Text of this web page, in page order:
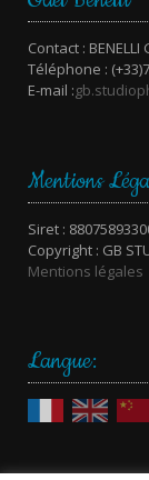
Contact : BENELLI
Téléphone :
E-mail :
Mentions
Siret :
Copyright : GB
Mentions légales
Langue: